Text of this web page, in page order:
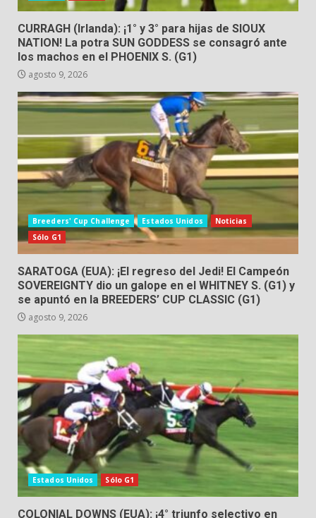
CURRAGH (Irlanda): ¡1° y 3° para hijas de SIOUX
NATION! La potra SUN GODDESS se consagró ante
los machos en el PHOENIX S. (G1)
agosto 9, 2026
Breeders' Cup Challenge Estados Unidos
Noticias
Sólo G1
SARATOGA (EUA): ¡El regreso del Jedi! El Campeón
SOVEREIGNTY dio un galope en el WHITNEY S. (G1) y
se apuntó en la BREEDERS’ CUP CLASSIC (G1)
agosto 9, 2026
Estados Unidos Sólo G1
COLONIAL DOWNS (EUA): ¡4° triunfo selectivo en